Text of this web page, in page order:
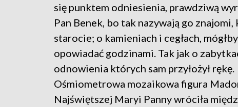
się punktem odniesienia, prawdziwą
Pan Benek, bo tak nazywają go znajomi,
starocie; o kamieniach i cegłach, mógłby
opowiadać godzinami. Tak jak o
odnowienia których sam przyłożył rękę.
Ośmiometrowa mozaikowa figura
Najświętszej Maryi Panny wróciła